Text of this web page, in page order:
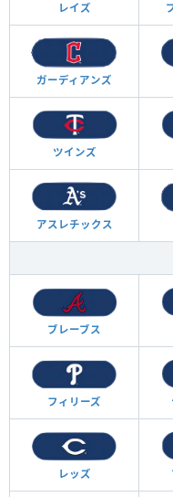
レイズ
ガーディアンズ
ツインズ
アスレチックス
ブレーブス
フィリーズ
レッズ